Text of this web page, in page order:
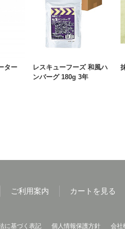
ター
レスキューフーズ 和風ハ
ンバーグ 180g 3年
ご利用案内 カートを見る
に基づく表記 個人情報保護方針 会社